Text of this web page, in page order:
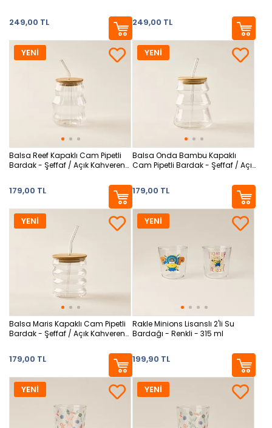
249,00 TL 249,00 TL
Balsa Reef Kapaklı Cam Pipetli
Bardak - Şeffaf / Açık Kahverengi
179,00 TL
YENİ
Balsa Onda Bambu Kapaklı
Cam Pipetli Bardak - Şeffaf / Açık
179,00 TL
YENİ
Balsa Maris Kapaklı Cam Pipetli
Bardak - Şeffaf / Açık Kahverengi
179,00 TL
YENİ
Rakle Minions Lisanslı 2'li Su
Bardağı - Renkli - 315 ml
199,90 TL
YENİ
YENİ YENİ